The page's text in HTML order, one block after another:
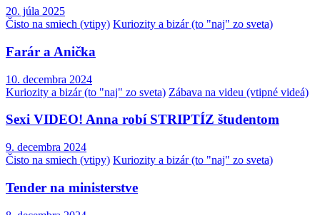
20. júla 2025
Čisto na smiech (vtipy) Kuriozity a bizár (to "naj" zo sveta)
Farár a Anička
10. decembra 2024
Kuriozity a bizár (to "naj" zo sveta) Zábava na videu (vtipné videá)
Sexi VIDEO! Anna robí STRIPTÍZ študentom
9. decembra 2024
Čisto na smiech (vtipy) Kuriozity a bizár (to "naj" zo sveta)
Tender na ministerstve